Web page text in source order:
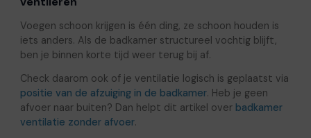
Voegen schoon krijgen is één ding, ze schoon houden is
iets anders. Als de badkamer structureel vochtig blijft,
ben je binnen korte tijd weer terug bij af.
Check daarom ook of je ventilatie logisch is geplaatst via
positie van de afzuiging in de badkamer. Heb je geen
afvoer naar buiten? Dan helpt dit artikel over badkamer
ventilatie zonder afvoer.